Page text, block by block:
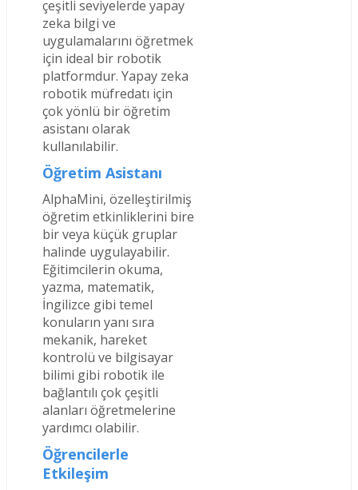
çeşitli seviyelerde yapay
zeka bilgi ve
uygulamalarını öğretmek
için ideal bir robotik
platformdur. Yapay zeka
robotik müfredatı için
çok yönlü bir öğretim
asistanı olarak
kullanılabilir.
Öğretim Asistanı
AlphaMini, özelleştirilmiş
öğretim etkinliklerini bire
bir veya küçük gruplar
halinde uygulayabilir.
Eğitimcilerin okuma,
yazma, matematik,
İngilizce gibi temel
konuların yanı sıra
mekanik, hareket
kontrolü ve bilgisayar
bilimi gibi robotik ile
bağlantılı çok çeşitli
alanları öğretmelerine
yardımcı olabilir.
Öğrencilerle
Etkileşim